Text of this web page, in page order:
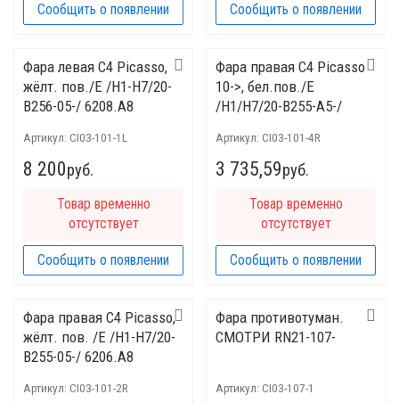
Сообщить о появлении Сообщить о появлении
Фара левая C4 Picasso,
жёлт. пов./E /H1-H7/20-
B256-05-/ 6208.A8
Артикул: CI03-101-1L
8 200руб.
Товар временно
отсутствует
Сообщить о появлении
Фара правая C4 Picasso
10->, бел.пов./E
/H1/H7/20-B255-A5-/
Артикул: CI03-101-4R
3 735,59руб.
Товар временно
отсутствует
Сообщить о появлении
Фара правая C4 Picasso,
жёлт. пов. /E /H1-H7/20-
B255-05-/ 6206.A8
Артикул: CI03-101-2R
Фара противотуман.
СМОТРИ RN21-107-
Артикул: CI03-107-1